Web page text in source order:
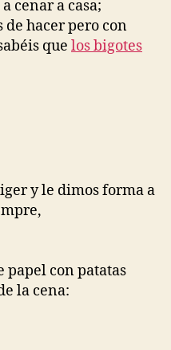
cenar a casa;
hacer pero con
que los bigotes
y le dimos forma a
papel con patatas
la cena: